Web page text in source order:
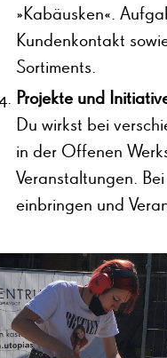
»Kabäusken«.
Kundenkontakt
Sortiments.
Projekte und
Du wirkst bei
in der Offenen
Veranstaltungen.
einbringen und